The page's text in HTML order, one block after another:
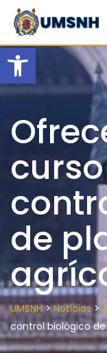
Open
Skip
content
de
UMSNH>Noticias>
control biológico